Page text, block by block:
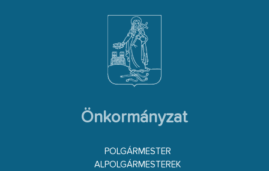
Önkormányzat
POLGÁRMESTER
ALPOLGÁRMESTEREK